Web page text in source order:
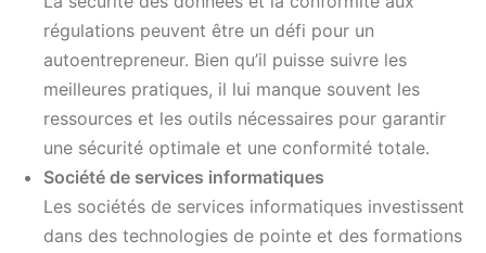
régulations peuvent être un défi pour un
autoentrepreneur. Bien qu’il puisse suivre les
meilleures pratiques, il lui manque souvent les
ressources et les outils nécessaires pour garantir
une sécurité optimale et une conformité totale.
Société de services informatiques
Les sociétés de services informatiques investissent
dans des technologies de pointe et des formations